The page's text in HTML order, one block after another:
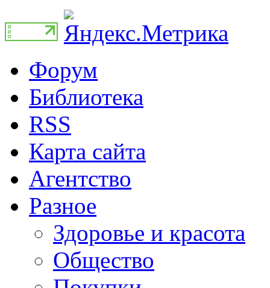
Форум
Библиотека
RSS
Карта сайта
Агентство
Разное
Здоровье и красота
Общество